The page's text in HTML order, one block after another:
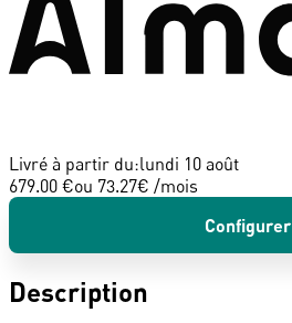
Livré à partir du:lundi 10 août
679.00 €ou 73.27€ /mois
Configurer
Description